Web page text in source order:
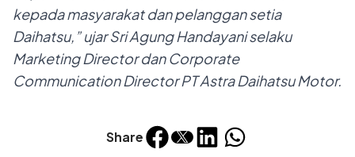
Share
kepada masyarakat dan pelanggan setia
Daihatsu,” ujar Sri Agung Handayani selaku
Marketing Director dan Corporate
Communication Director PT Astra Daihatsu Motor.